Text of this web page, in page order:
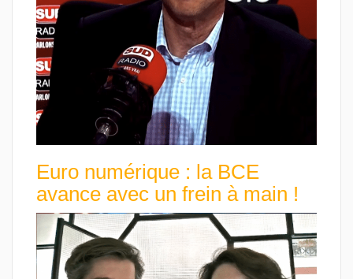
Euro numérique : la BCE
avance avec un frein à main !